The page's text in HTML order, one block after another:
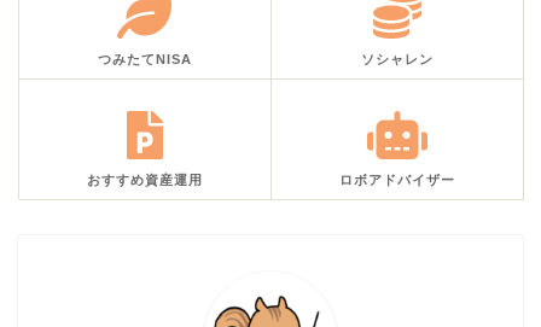
つみたてNISA ソシャレン
おすすめ資産運用 ロボアドバイザー